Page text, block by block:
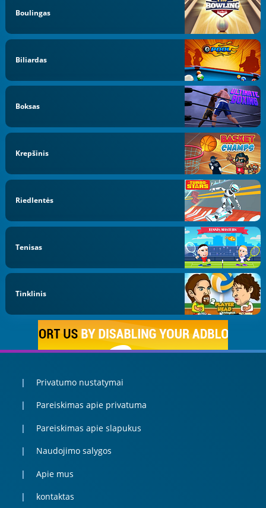
Boulingas
Biliardas
Boksas
Krepšinis
Riedlentės
Tenisas
Tinklinis
Privatumo nustatymai
Pareiskimas apie privatuma
Pareiskimas apie slapukus
Naudojimo salygos
Apie mus
kontaktas